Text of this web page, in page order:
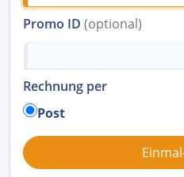
Promo ID (optional)
Rechnung per
Post